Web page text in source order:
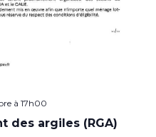
à 17h00
des argiles (RGA)